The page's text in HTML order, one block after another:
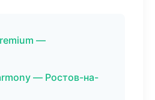
—
— Ростов-на-